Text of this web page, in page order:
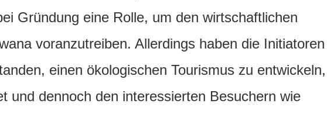
Gründung eine Rolle, um den wirtschaftlichen
voranzutreiben. Allerdings haben die Initiatoren
einen ökologischen Tourismus zu entwickeln,
und dennoch den interessierten Besuchern wie